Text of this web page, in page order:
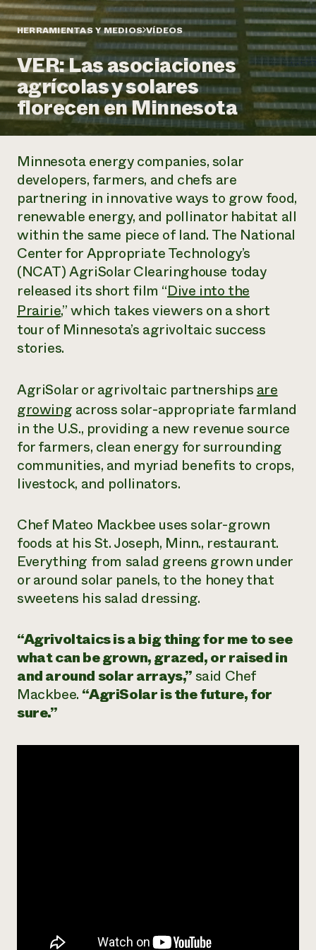
Informes anuales y financieros
Historias de impacto
Informe de
impacto 2024
LEER EL INFORME
Latinos en la agricultura
Sistemas alimentarios locales
Agricultura urbana
Las mujeres en la agricultura
Evento anual de reciclaje de productos electrónicos
Programa de descuentos de NorthWestern Energy
Servicios energéticos comerciales
Servicios energéticos residenciales
LIHEAP
Centro de intercambio de información AgriSolar
Blog
Podcasts
Publicaciones
Cursos cortos
Vídeos
Oportunidades de financiación
Noticias
Internship Hub
Buscar prácticas
Contratar a un becario
Llame a la
directa de
1-800-346-
Asociaciones empresariales
Donar
Donaciones planificadas
Boletín
Consultas de los medios de comunicación
Todos
contribuyen a la
resiliencia de la
comunidad.
DONAR AHORA
HERRAMIENTAS Y MEDIOS VÍDEOS
VER: Las asociaciones
agrícolas y solares
florecen en Minnesota
Minnesota energy companies, solar
developers, farmers, and chefs are
partnering in innovative ways to grow food,
renewable energy, and pollinator habitat all
within the same piece of land. The National
Center for Appropriate Technology’s
(NCAT) AgriSolar Clearinghouse today
released its short film “Dive into the
Prairie,” which takes viewers on a short
tour of Minnesota’s agrivoltaic success
stories.
AgriSolar or agrivoltaic partnershipsare
growing across solar-appropriate farmland
in the U.S., providing a new revenue source
for farmers, clean energy for surrounding
communities, and myriad benefits to crops,
livestock, and pollinators.
Chef Mateo Mackbee uses solar-grown
foods at his St. Joseph, Minn., restaurant.
Everything from salad greens grown under
or around solar panels, to the honey that
sweetens his salad dressing.
“Agrivoltaics is a big thing for me to see
what can be grown, grazed, or raised in
and around solar arrays,”said Chef
Mackbee. “AgriSolar is the future, for
sure.”